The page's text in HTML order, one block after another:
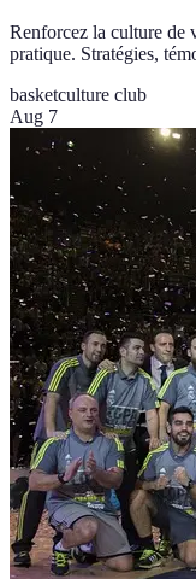
Renforcez la culture de
pratique. Stratégies,
basketculture club
Aug 7